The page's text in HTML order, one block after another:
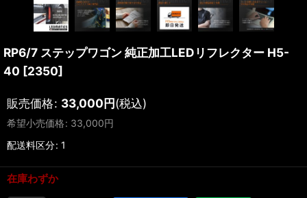
RP6/7 ステップワゴン 純正加工LEDリフレクター H5-
40 [2350]
販売価格: 33,000円(税込)
希望小売価格: 33,000円
配送料区分: 1
在庫わずか